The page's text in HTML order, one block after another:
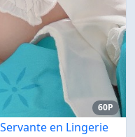
60P
en Lingerie